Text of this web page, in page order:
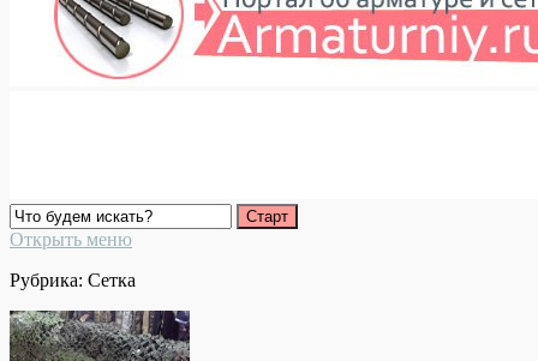
Открыть меню
Рубрика: Сетка